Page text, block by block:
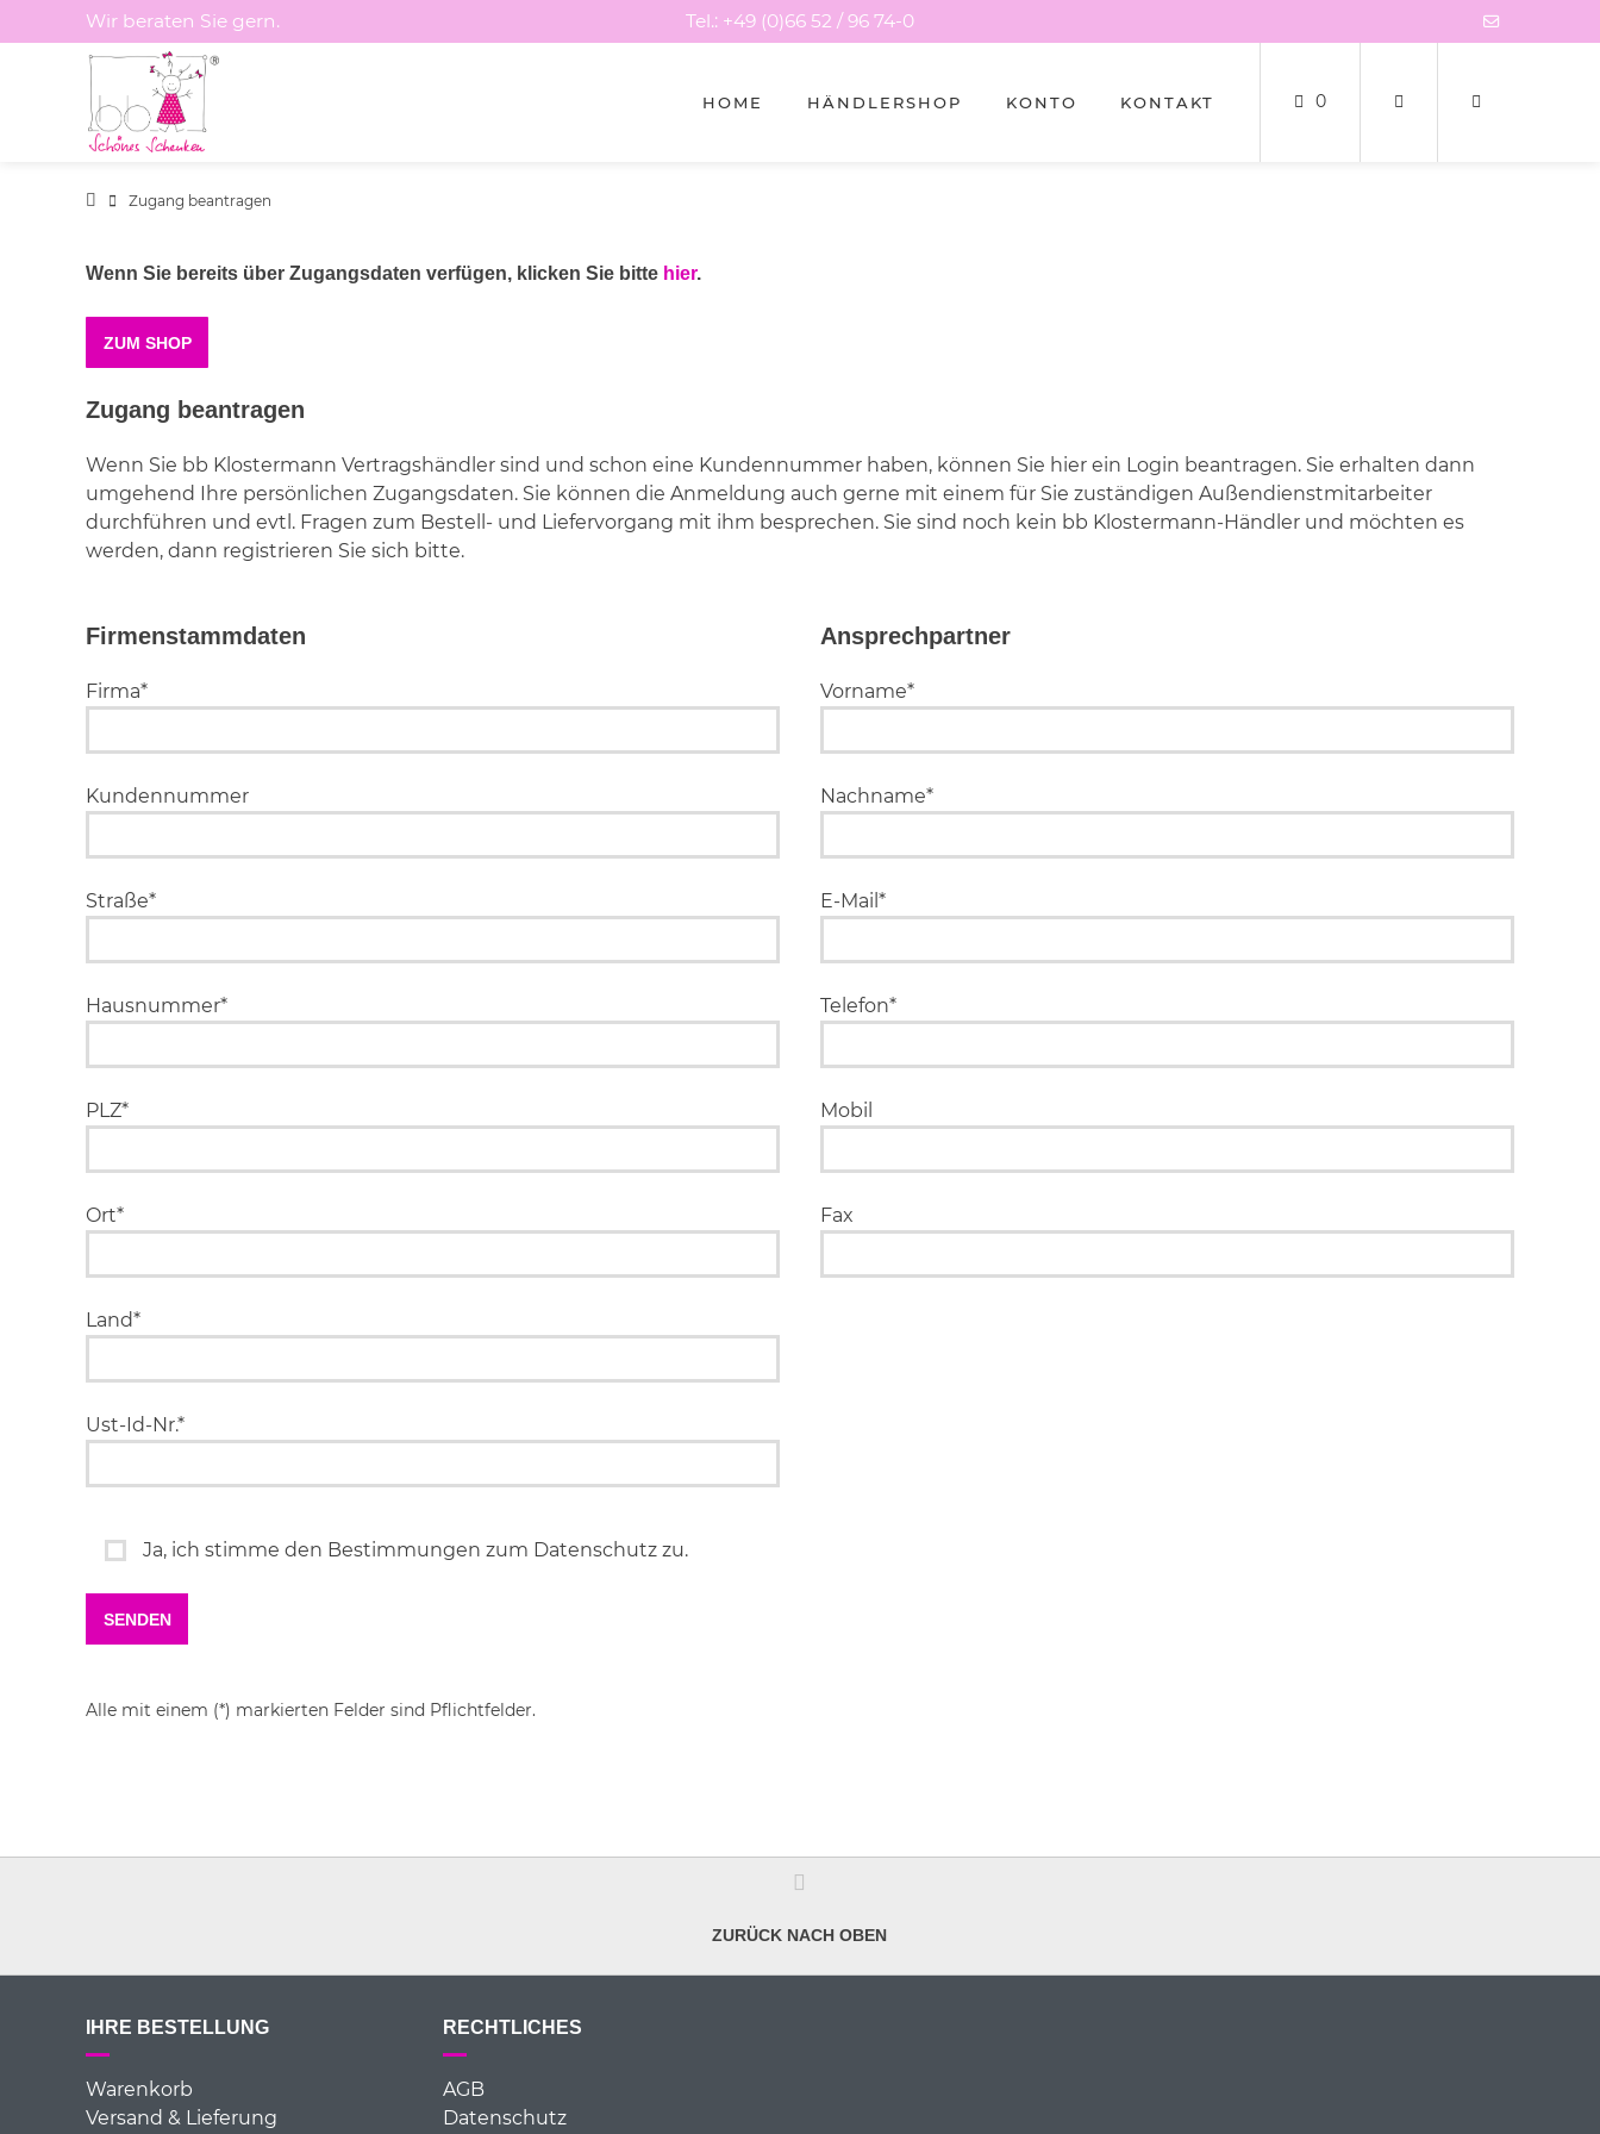
Sie
Wir beraten Sie gern. Tel.: +49 (0)66 52 / 96 74-0
HOME HÄNDLERSHOP KONTO KONTAKT 0
Zugang beantragen
Wenn Sie bereits über Zugangsdaten verfügen, klicken Sie bitte hier.
ZUM SHOP
Zugang beantragen
Wenn Sie bb Klostermann Vertragshändler sind und schon eine Kundennummer haben, können Sie hier ein Login beantragen. Sie erhalten dann
umgehend Ihre persönlichen Zugangsdaten. Sie können die Anmeldung auch gerne mit einem für Sie zuständigen Außendienstmitarbeiter
durchführen und evtl. Fragen zum Bestell- und Liefervorgang mit ihm besprechen. Sie sind noch kein bb Klostermann-Händler und möchten es
werden, dann registrieren Sie sich bitte.
Firmenstammdaten
Firma*
Kundennummer
Straße*
Hausnummer*
PLZ*
Ort*
Land*
Ust-Id-Nr.*
Ansprechpartner
Vorname*
Nachname*
E-Mail*
Telefon*
Mobil
Fax
Ja, ich stimme den Bestimmungen zum Datenschutz zu.
Alle mit einem (*) markierten Felder sind Pflichtfelder.
ZURÜCK NACH OBEN
IHRE BESTELLUNG
Warenkorb
Versand & Lieferung
RECHTLICHES
AGB
Datenschutz